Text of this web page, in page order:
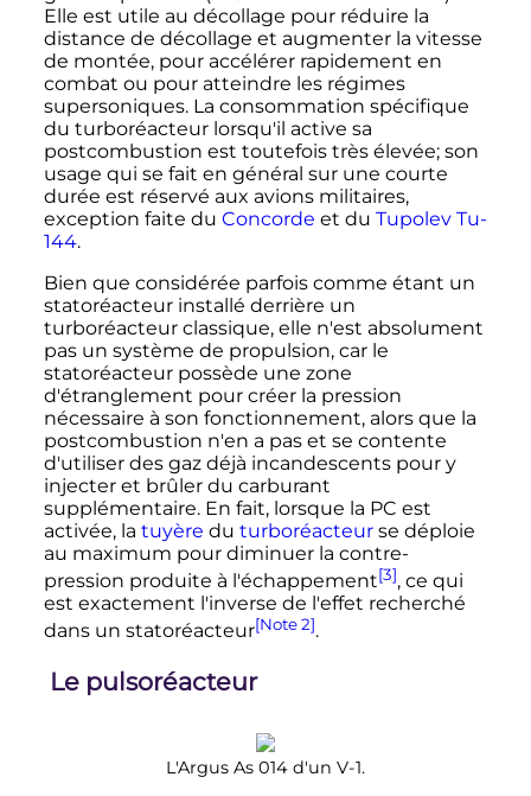
Elle est utile au décollage pour réduire la
distance de décollage et augmenter la vitesse
de montée, pour accélérer rapidement en
combat ou pour atteindre les régimes
supersoniques. La consommation spécifique
du turboréacteur lorsqu'il active sa
postcombustion est toutefois très élevée; son
usage qui se fait en général sur une courte
durée est réservé aux avions militaires,
exception faite du Concorde et du Tupolev Tu-
144.
Bien que considérée parfois comme étant un
statoréacteur installé derrière un
turboréacteur classique, elle n'est absolument
pas un système de propulsion, car le
statoréacteur possède une zone
d'étranglement pour créer la pression
nécessaire à son fonctionnement, alors que la
postcombustion n'en a pas et se contente
d'utiliser des gaz déjà incandescents pour y
injecter et brûler du carburant
supplémentaire. En fait, lorsque la PC est
activée, la tuyère du turboréacteurse déploie
au maximum pour diminuer la contre-
pression produite à l'échappement[3], ce qui
est exactement l'inverse de l'effet recherché
dans un statoréacteur[Note 2].
Le pulsoréacteur
L'Argus As 014 d'un V-1.